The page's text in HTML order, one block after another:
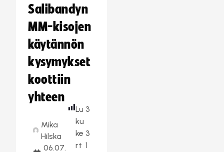
Salibandyn
MM-kisojen
käytännön
kysymykset
koottiin
yhteen
Mika
Hilska
06.07.
Lu
ku
ke
rt
3
3
1